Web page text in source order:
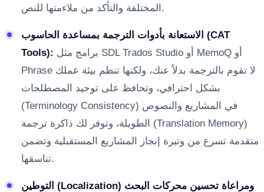
المختلفة والتأكد من ملاءمتها للنص.
الاستعانة بأدوات الترجمة بمساعدة الحاسوب (CAT
Tools):
Phrase لا تقوم بالترجمة بدلاً عنك، ولكنها تنظم بيئة عملك
بشكل احترافي، وتحافظ على توحيد المصطلحات
(Terminology Consistency) في المشاريع والنصوص
الطويلة، وتوفر لك ذاكرة ترجمة (Translation Memory)
متقدمة تسرع من وتيرة إنجاز المشاريع المستقبلية وتضمن
تناسقها.
التوطين (Localization) ومراعاة تحسين محركات البحث